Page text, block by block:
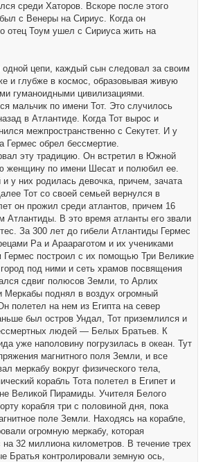
среди Хаторов. Вскоре после этого
с Венеры на Сириус. Когда он
отец Тоум ушел с Сириуса жить на
одной цепи, каждый сын следовал за своим
и глубже в космос, образовывая живую
гуманоидными цивилизациями.
мальчик по имени Тот. Это случилось
в Атлантиде. Когда Тот вырос и
межпространственно с Секутет. И у
Гермес обрел бессмертие.
эту традицию. Он встретил в Южной
женщину по имени Шесат и полюбил ее.
у них родилась девочка, причем, зачата
Тот со своей семьей вернулся в
он прожил среди атлантов, причем 16
Атлантиды. В это время атланты его звали
За 300 лет до гибели Атлантиды Гермес
Ра и Араараготом и их учениками
Гермес построил с их помощью Три Великие
под ними и сеть храмов посвящения
сдвиг полюсов Земли, то Арлих
поднял в воздух огромный
полетел на нем из Египта на север
был остров Ундал, Тот приземлился и
людей — Белых Братьев. К
уже наполовину погрузилась в океан. Тут
магнитного поля Земли, и все
меркабу вокруг физического тела,
корабль Тота полетел в Египет и
Великой Пирамиды. Учителя Белого
корабля три с половиной дня, пока
поле Земли. Находясь на корабле,
огромную меркабу, которая
на 32 миллиона километров. В течение трех
Братья контролировали земную ось,